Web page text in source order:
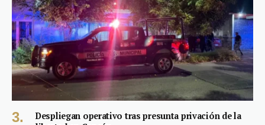
Despliegan operativo tras presunta privación de la